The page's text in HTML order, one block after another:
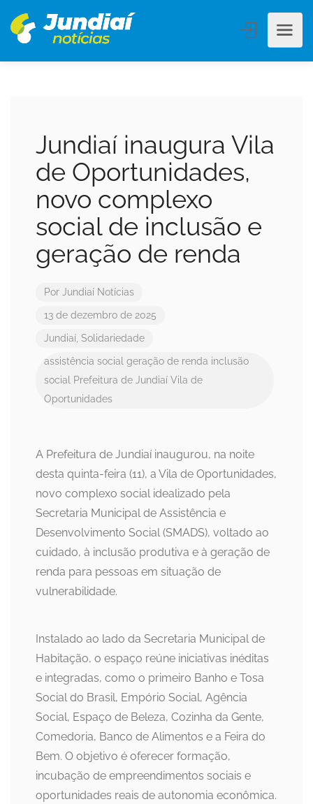
Jundiaí inaugura Vila
de Oportunidades,
novo complexo
social de inclusão e
geração de renda
Por Jundiaí Notícias
13 de dezembro de 2025
Jundiaí Solidariedade
assistência social geração de renda inclusão
social
Prefeitura de Jundiaí Vila de
Oportunidades
A Prefeitura de Jundiaí inaugurou, na noite
desta quinta-feira (11), a Vila de Oportunidades,
novo complexo social idealizado pela
Secretaria Municipal de Assistência e
Desenvolvimento Social (SMADS), voltado ao
cuidado, à inclusão produtiva e à geração de
renda para pessoas em situação de
vulnerabilidade.
Instalado ao lado da Secretaria Municipal de
Habitação, o espaço reúne iniciativas inéditas
e integradas, como o primeiro Banho e Tosa
Social do Brasil, Empório Social, Agência
Social, Espaço de Beleza, Cozinha da Gente,
Comedoria, Banco de Alimentos e a Feira do
Bem. O objetivo é oferecer formação,
incubação de empreendimentos sociais e
oportunidades reais de autonomia econômica.